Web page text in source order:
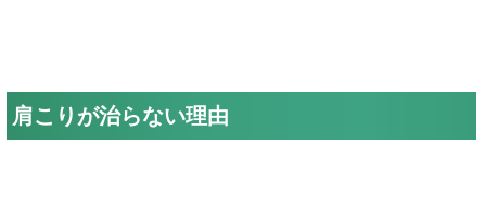
肩こりが治らない理由